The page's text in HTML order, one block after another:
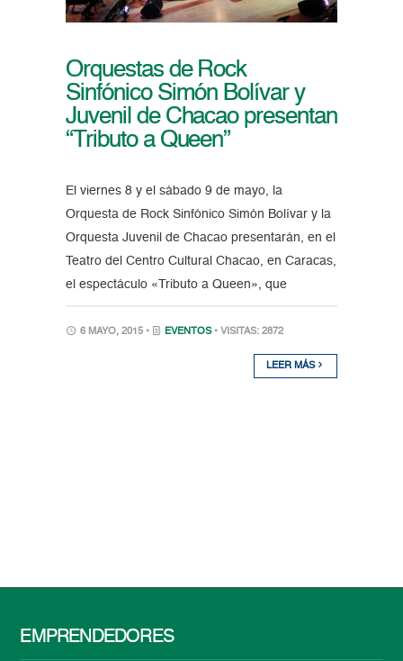
Orquestas de Rock
Sinfónico Simón Bolívar y
Juvenil de Chacao presentan
“Tributo a Queen”
El viernes 8 y el sábado 9 de mayo, la
Orquesta de Rock Sinfónico Simón Bolívar y la
Orquesta Juvenil de Chacao presentarán, en el
Teatro del Centro Cultural Chacao, en Caracas,
el espectáculo «Tributo a Queen», que
6 MAYO, 2015 • EVENTOS • VISITAS: 2872
LEER MÁS
EMPRENDEDORES